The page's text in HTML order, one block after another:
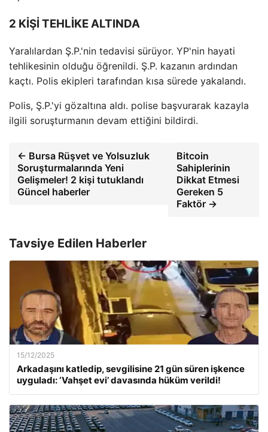
2 KİŞİ TEHLİKE ALTINDA
Yaralılardan Ş.P.'nin tedavisi sürüyor. YP'nin hayati
tehlikesinin olduğu öğrenildi. Ş.P. kazanın ardından
kaçtı. Polis ekipleri tarafından kısa sürede yakalandı.
Polis, Ş.P.'yi gözaltına aldı. polise başvurarak kazayla
ilgili soruşturmanın devam ettiğini bildirdi.
← Bursa Rüşvet ve Yolsuzluk
Soruşturmalarında Yeni
Gelişmeler! 2 kişi tutuklandı
Güncel haberler
Bitcoin
Sahiplerinin
Dikkat Etmesi
Gereken 5
Faktör →
Tavsiye Edilen Haberler
15/12/2025
Arkadaşını katledip, sevgilisine 21 gün süren işkence
uyguladı: ‘Vahşet evi’ davasında hüküm verildi!